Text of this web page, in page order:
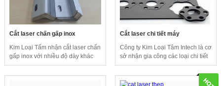
Cắt laser chấn gấp inox
Kim Loại Tấm nhận cắt laser chấn
gấp inox với nhiều độ dày khác
nhau với số lượng lớn.
Cắt laser chi tiết máy
Công ty Kim Loại Tâm Intech là cơ
sở nhận gia công các loại chi tiết
máy theo yêu cầu thiết kế của
khách hàng với chất lượng tốt và
giá thành cạnh tranh.